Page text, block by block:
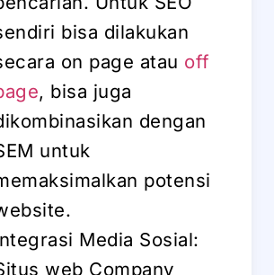
bisa dilakukan
on page atau off
, bisa juga
dengan
untuk
potensi
Media Sosial:
web Company